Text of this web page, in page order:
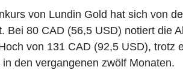
von Lundin Gold hat sich von
Bei 80 CAD (56,5 USD) notiert die
von 131 CAD (92,5 USD), trotz
den vergangenen zwölf Monaten.